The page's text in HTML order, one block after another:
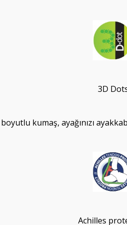
3D
kumaş, ayağınızı
Achilles